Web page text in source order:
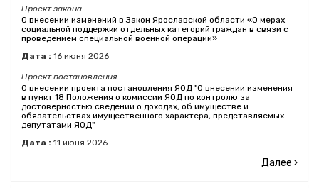
Проект закона
О внесении изменений в Закон Ярославской области «О мерах
социальной поддержки отдельных категорий граждан в связи с
проведением специальной военной операции»
Дата : 16 июня 2026
Проект постановления
О внесении проекта постановления ЯОД "О внесении изменения
в пункт 18 Положения о комиссии ЯОД по контролю за
достоверностью сведений о доходах, об имуществе и
обязательствах имущественного характера, представляемых
депутатами ЯОД"
Дата : 11 июня 2026
Далее